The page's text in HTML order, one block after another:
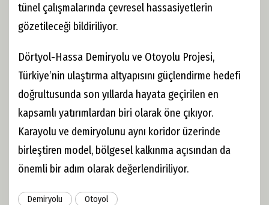
tünel çalışmalarında çevresel hassasiyetlerin
gözetileceği bildiriliyor.
Dörtyol-Hassa Demiryolu ve Otoyolu Projesi,
Türkiye’nin ulaştırma altyapısını güçlendirme hedefi
doğrultusunda son yıllarda hayata geçirilen en
kapsamlı yatırımlardan biri olarak öne çıkıyor.
Karayolu ve demiryolunu aynı koridor üzerinde
birleştiren model, bölgesel kalkınma açısından da
önemli bir adım olarak değerlendiriliyor.
Demiryolu Otoyol